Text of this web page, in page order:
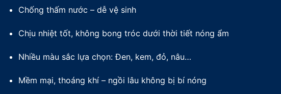
Chống thấm nước – dễ vệ sinh
Chịu nhiệt tốt, không bong tróc dưới thời tiết nóng ẩm
Nhiều màu sắc lựa chọn: Đen, kem, đỏ, nâu…
Mềm mại, thoáng khí – ngồi lâu không bị bí nóng